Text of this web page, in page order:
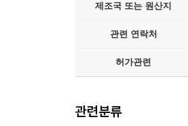
제조국 또는 원산지
관련 연락처
허가관련
관련분류